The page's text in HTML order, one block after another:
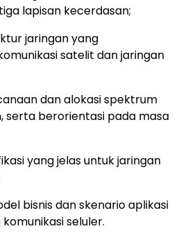
lapisan kecerdasan;
jaringan yang
satelit dan jaringan
dan alokasi spektrum
serta berorientasi pada masa
yang jelas untuk jaringan
bisnis dan skenario aplikasi
seluler.